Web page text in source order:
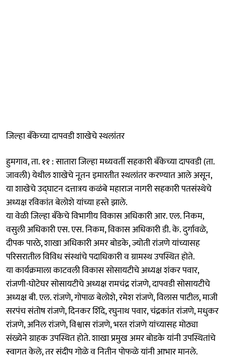
जिल्हा बॅंकेच्या दापवडी शाखेचे स्थलांतर
हुमगाव, ता. ११ : सातारा जिल्हा मध्यवर्ती सहकारी बँकेच्या दापवडी (ता.
जावली) येथील शाखेचे नूतन इमारतीत स्थलांतर करण्यात आले असून,
या शाखेचे उद्‍घाटन दत्तात्रय कळंबे महाराज नागरी सहकारी पतसंस्थेचे
अध्यक्ष रविकांत बेलोशे यांच्या हस्ते झाले.
या वेळी जिल्हा बँकेचे विभागीय विकास अधिकारी आर. एल. निकम,
वसुली अधिकारी एस. एस. निकम, विकास अधिकारी डी. के. दुर्गावळे,
दीपक पारठे, शाखा अधिकारी अमर बोडके, ज्योती रांजणे यांच्यासह
परिसरातील विविध संस्थांचे पदाधिकारी व ग्रामस्थ उपस्थित होते.
​या कार्यक्रमाला काटवली विकास सोसायटीचे अध्यक्ष शंकर पवार,
रांजणी-घोटेघर सोसायटीचे अध्यक्ष रामचंद्र रांजणे, दापवडी सोसायटीचे
अध्यक्ष बी. एल. रांजणे, गोपाळ बेलोशे, रमेश रांजणे, विलास पाटील, माजी
सरपंच संतोष रांजणे, दिनकर शिंदे, रघुनाथ पवार, चंद्रकांत रांजणे, मधुकर
रांजणे, अनिल रांजणे, विश्वास रांजणे, भरत रांजणे यांच्यासह मोठ्या
संख्येने ग्राहक उपस्थित होते. शाखा प्रमुख अमर बोडके यांनी उपस्थितांचे
स्वागत केले, तर संदीप गोळे व नितीन पोफळे यांनी आभार मानले.